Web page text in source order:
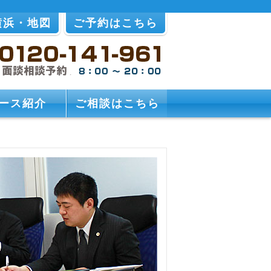
・地図 ご予約はこちら
ス紹介 ご相談はこちら